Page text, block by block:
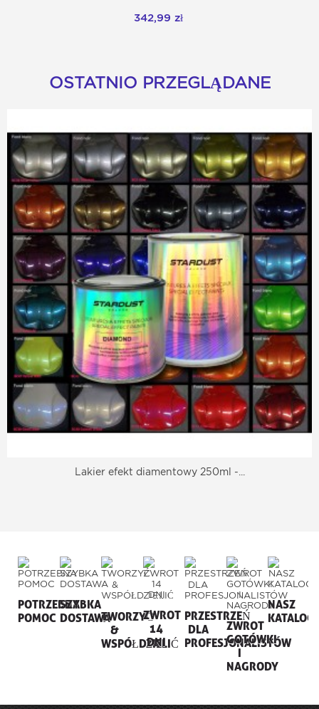
342,99 zł
OSTATNIO PRZEGLĄDANE
Lakier efekt diamentowy 250ml -...
POTRZEBNA
POMOC
SZYBKA
DOSTAWATWORZYĆ
&
WSPÓŁDZIELIĆ
ZWROT
14
DNI
PRZESTRZEŃ
DLA
PROFESJONALISTÓW
ZWROT
GOTÓWKI
I
NAGRODY
NASZ
KATALOG